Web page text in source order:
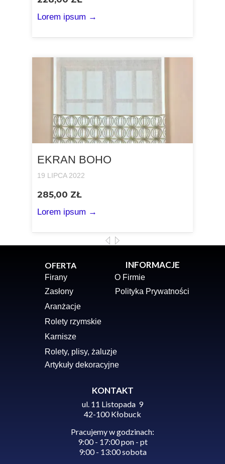
Lorem ipsum →
EKRAN BOHO
19 LIPCA 2022
285,00 ZŁ
Lorem ipsum →
Zasłony
OFERTA
Firany
Aranżacje
Karnisze
Rolety, plisy, żaluzje
Artykuły dekoracyjne
Rolety rzymskie
Polityka Prywatności
O Firmie
Pracujemy w godzinach:
9:00 - 17:00 pon - pt
9:00 - 13:00 sobota
ul. 11 Listopada 9
42-100 Kłobuck
KONTAKT
INFORMACJE